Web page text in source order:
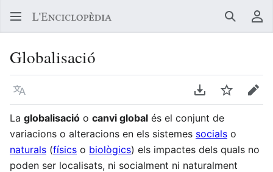
Buscar
Globalisació
Llegir en un atre idioma Descarregar en
Vigilar
La globalisació o canvi global és el conjunt de
variacions o alteracions en els sistemes socials o
naturals (físics o biològics) els impactes dels quals no
poden ser localisats, ni socialment ni naturalment